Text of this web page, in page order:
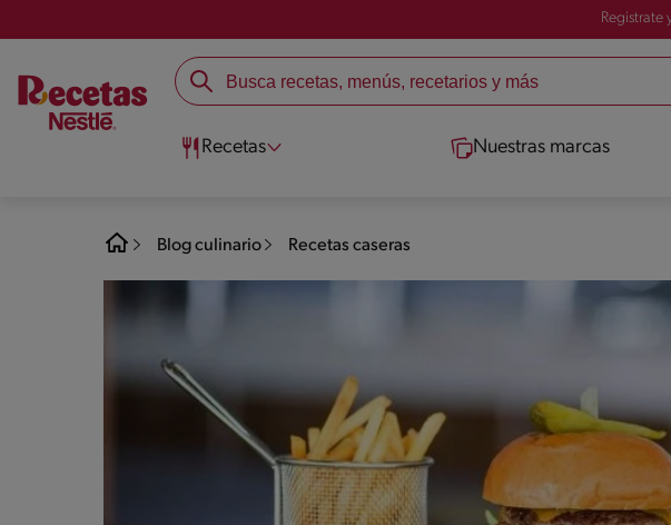
Registrate
Recetas Nuestras marcas
Blog culinario Recetas caseras